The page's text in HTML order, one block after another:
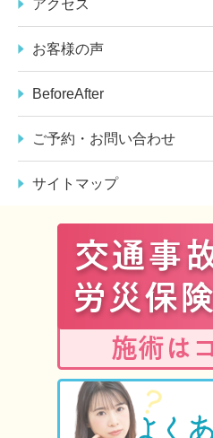
アクセス
お客様の声
BeforeAfter
ご予約・お問い合わせ
サイトマップ